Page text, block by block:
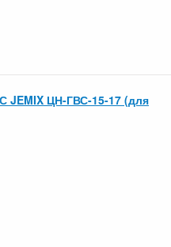
JEMIX ЦН-ГВС-15-17 (для